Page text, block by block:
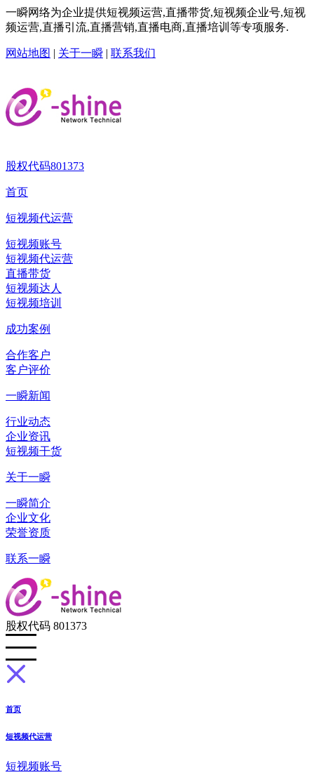
一瞬网络为企业提供短视频运营,直播带货,短视频企业号,短视
频运营,直播引流,直播营销,直播电商,直播培训等专项服务.
网站地图 | 关于一瞬 | 联系我们
股权代码801373
首页
短视频代运营
短视频账号
短视频代运营
直播带货
短视频达人
短视频培训
成功案例
合作客户
客户评价
一瞬新闻
行业动态
企业资讯
短视频干货
关于一瞬
一瞬简介
企业文化
荣誉资质
联系一瞬
股权代码 801373
首页
短视频代运营
短视频账号